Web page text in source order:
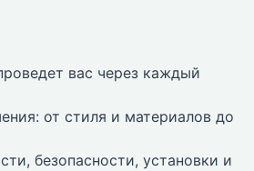
вас через каждый
от стиля и материалов до
безопасности, установки и